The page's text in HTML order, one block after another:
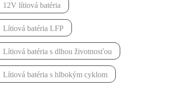
12V lítiová batéria
Lítiová batéria LFP
Lítiová batéria s dlhou životnosťou
Lítiová batéria s hlbokým cyklom